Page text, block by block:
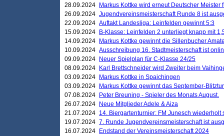
28.09.2024
Markus Kottke wird erneut Deutscher Meister
26.09.2024 Jugendvereinsmeisterschaft Runde 8 ist
22.09.2024 Auftakt Landesliga: Leinfelden gewinnt 5:3
15.09.2024
B-Klasse: Leinfelden 2 unterliegt knapp mit
14.09.2024
Markus Kottke gewinnt die Sillenbucher
10.09.2024 Ausschreibung 16. Stadtmeisterschaft ist
09.09.2024
Neuer Spielplan für C-Klasse 24/25
08.09.2024
Karl Brettschneider wird Zweiter beim
03.09.2024
Markus Kottke in Spaichingen
03.09.2024
Markus Kottke gewinnt das September-
07.08.2024
Peter Breuning - Spieler des Monats August.
26.07.2024
Neue Mitglieder Adele & Aiza
21.07.2024 14. Biergartenturnier: FM Junesch wiederholt
19.07.2024 7. Runde Jugendvereinsmeisterschaft ist
16.07.2024
Endstand der Vereinsmeisterschaft 2024